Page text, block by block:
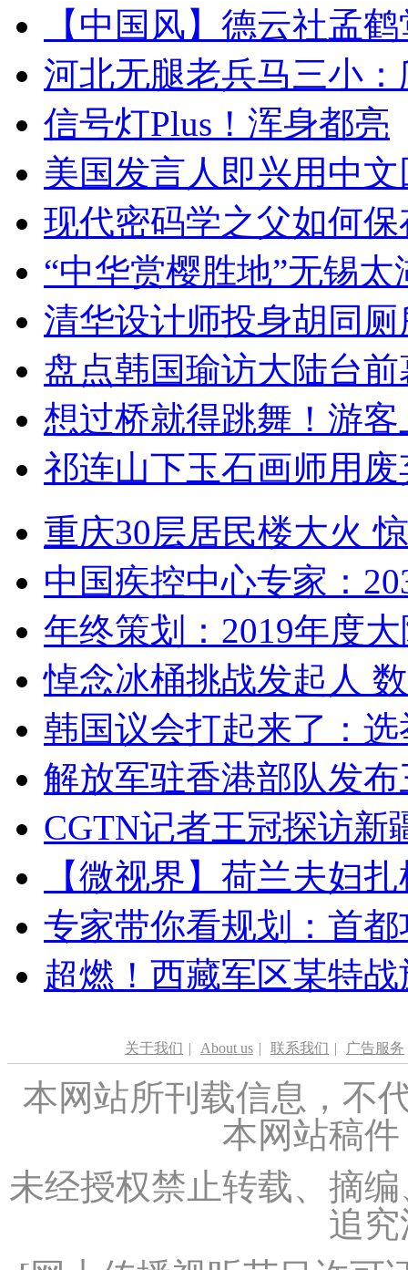
【中国风】德云社孟
河北无腿老兵马三小
信号灯Plus！浑身都亮
美国发言人即兴用中
现代密码学之父如何
“中华赏樱胜地”无锡
清华设计师投身胡同
盘点韩国瑜访大陆台
想过桥就得跳舞！游客
祁连山下玉石画师用
重庆30层居民楼大火
中国疾控中心专家：
年终策划：2019年度
悼念冰桶挑战发起人
韩国议会打起来了：
解放军驻香港部队发
CGTN记者王冠探访新
【微视界】荷兰夫妇
专家带你看规划：首
超燃！西藏军区某特
关于我们 | About us | 联系我们 | 广告服务
本网站所刊载信息，不
本网站稿
未经授权禁止转载、摘
追